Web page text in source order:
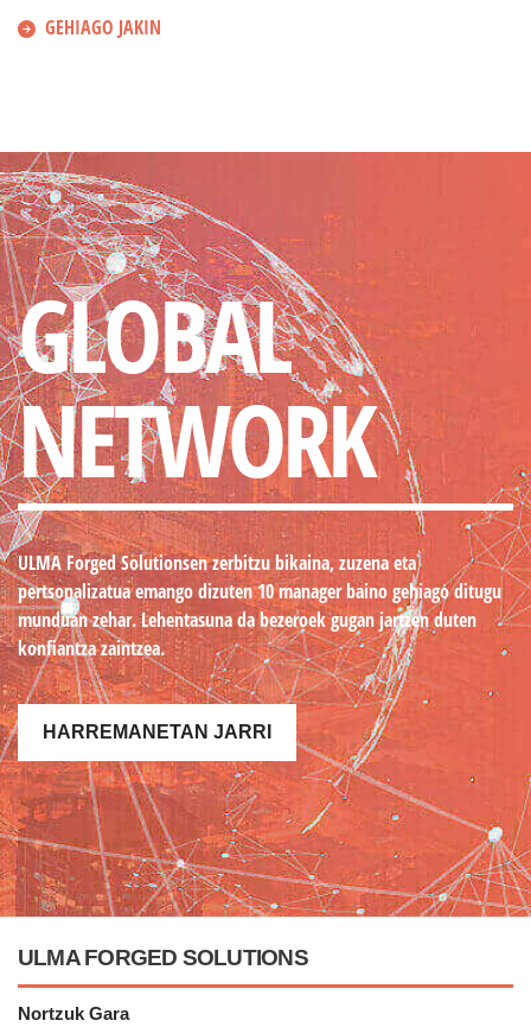
GEHIAGO JAKIN
GLOBAL
NETWORK
ULMA Forged Solutionsenzerbitzu bikaina, zuzena eta
pertsonalizatua emango dizuten 10 manager baino gehiago ditugu
munduan zehar. Lehentasuna da bezeroek gugan jartzen duten
konfiantza zaintzea.
HARREMANETAN JARRI
ULMA FORGED SOLUTIONS
Nortzuk Gara